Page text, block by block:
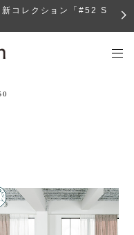
コレクション「#52 S